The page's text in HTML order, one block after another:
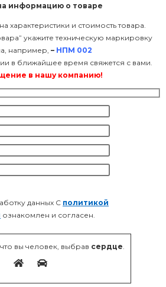
информацию о товаре
характеристики и стоимость товара.
укажите техническую маркировку
например, – НПМ 002
в ближайшее время свяжется с вами.
в нашу компанию!
данных С политикой
ознакомлен и согласен.
вы человек, выбрав сердце